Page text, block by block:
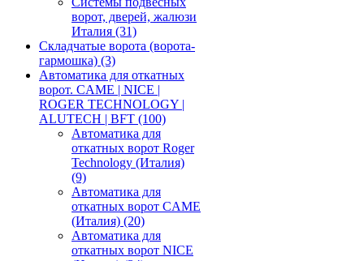
ворот, дверей, жалюзи
Италия (31)
Складчатые ворота (ворота-
гармошка) (3)
Автоматика для откатных
ворот. CAME | NICE |
ROGER TECHNOLOGY |
ALUTECH | BFT (100)
Автоматика для
откатных ворот Roger
Technology (Италия)
(9)
Автоматика для
откатных ворот CAME
(Италия) (20)
Автоматика для
откатных ворот NICE